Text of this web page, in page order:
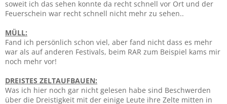
soweit ich das sehen konnte da recht schnell vor Ort und der
Feuerschein war recht schnell nicht mehr zu sehen..
MÜLL:
Fand ich persönlich schon viel, aber fand nicht dass es mehr
war als auf anderen Festivals, beim RAR zum Beispiel kams mir
noch mehr vor!
DREISTES ZELTAUFBAUEN:
Was ich hier noch gar nicht gelesen habe sind Beschwerden
über die Dreistigkeit mit der einige Leute ihre Zelte mitten in